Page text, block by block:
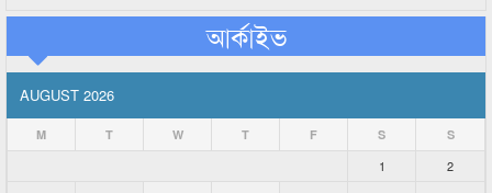
আর্কাইভ
AUGUST 2026
M T W T F S S
1
2